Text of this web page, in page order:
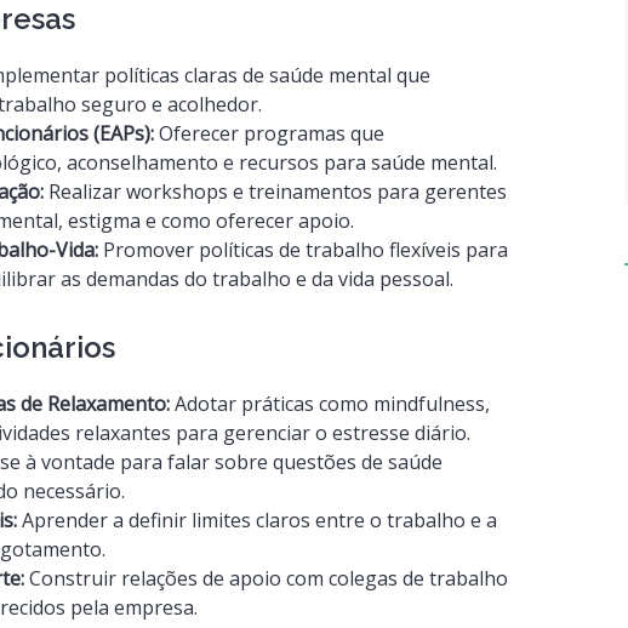
políticas claras de saúde mental que
seguro e acolhedor.
(EAPs):Oferecer programas que
aconselhamento e recursos para saúde mental.
Realizar workshops e treinamentos para gerentes
estigma e como oferecer apoio.
Vida: Promover políticas de trabalho flexíveis para
as demandas do trabalho e da vida pessoal.
de Relaxamento:Adotar práticas como mindfulness,
relaxantes para gerenciar o estresse diário.
à vontade para falar sobre questões de saúde
necessário.
Aprender a definir limites claros entre o trabalho e a
Construir relações de apoio com colegas de trabalho
pela empresa.